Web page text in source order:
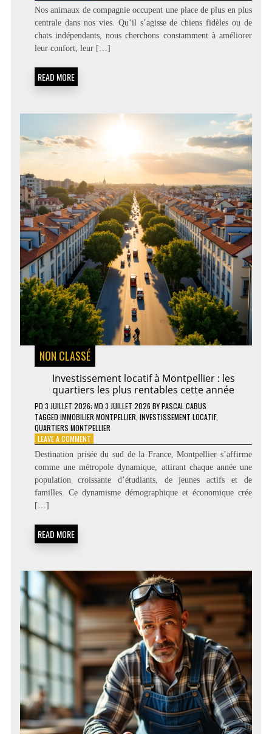
MEILLEURS
ACCESSOIRES
POUR
CHIENS
LE
Nos animaux de compagnie occupent une place de plus en plus
centrale dans nos vies. Qu’il s’agisse de chiens fidèles ou de
chats indépendants, nous cherchons constamment à améliorer
leur confort, leur […]
READ MORE
NON CLASSÉ
Investissement locatif à Montpellier : les
quartiers les plus rentables cette année
PD 3 JUILLET 2026; MD 3 JUILLET 2026 BYPASCAL CABUS
TAGGED IMMOBILIER MONTPELLIER INVESTISSEMENT LOCATIF,
QUARTIERS MONTPELLIER
LEAVE A COMMENTON
INVESTISSEMENT
LOCATIF
À
MONTPELLIER
:
ANNÉE
Destination prisée du sud de la France, Montpellier s’affirme
comme une métropole dynamique, attirant chaque année une
population croissante d’étudiants, de jeunes actifs et de
familles. Ce dynamisme démographique et économique crée
[…]
READ MORE